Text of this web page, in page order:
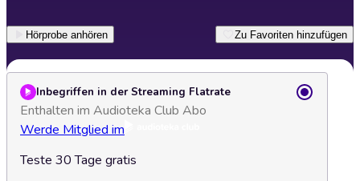
Hörprobe anhören Zu Favoriten hinzufügen
Inbegriffen in der Streaming Flatrate
Enthalten im Audioteka Club Abo
Werde Mitglied im
Teste 30 Tage gratis